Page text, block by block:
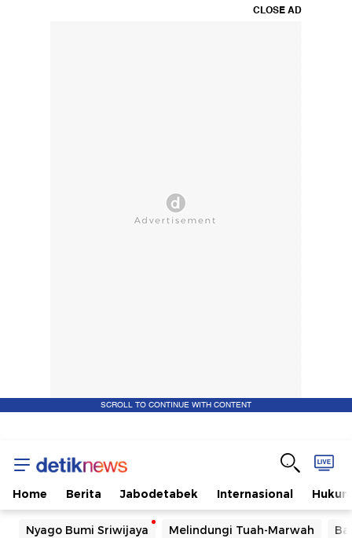
CLOSE AD
SCROLL TO CONTINUE WITH CONTENT
Home Berita Jabodetabek Internasional Hukum
Nyago Bumi Sriwijaya Melindungi Tuah-Marwah